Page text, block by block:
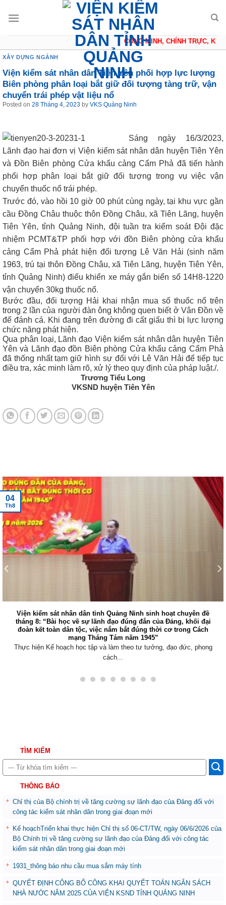
CÔNG MINH, CHÍNH TRỰC,
XÂY DỰNG NGÀNH
Viện kiểm sát nhân dân Tiên Yên phối hợp lực lượng
Biên phòng phân loại bắt giữ đối tượng tàng trữ, vận
chuyển trái phép vật liệu nổ
Posted on 28 Tháng 4, 2023 by VKS Quảng Ninh
Sáng ngày 16/3/2023,
Lãnh đạo hai đơn vị Viện kiểm sát nhân dân huyện Tiên Yên
và Đồn Biên phòng Cửa khẩu cảng Cẩm Phả đã tiến hành
phối hợp phân loại bắt giữ đối tượng trong vụ việc vận
chuyển thuốc nổ trái phép.
Trước đó, vào hồi 10 giờ 00 phút cùng ngày, tại khu vực gần
cầu Đồng Châu thuộc thôn Đồng Châu, xã Tiên Lãng, huyện
Tiên Yên, tỉnh Quảng Ninh, đội tuần tra kiểm soát Đội đặc
nhiệm PCMT&TP phối hợp với đồn Biên phòng cửa khẩu
cảng Cẩm Phả phát hiện đối tượng
Lê Văn Hải (sinh năm
1963, trú tại thôn Đồng Châu, xã Tiên Lãng, huyện Tiên Yên,
tỉnh Quảng Ninh) điểu khiển xe máy gắn biển số 14H8-1220
vận chuyển 30kg thuốc nổ.
Bước đầu, đối tượng Hải khai nhận mua số thuốc nổ trên
trong 2 lần của người đàn ông không quen biết ở Vân Đồn về
để đánh cá. Khi đang trên đường đi cất giấu thì bị lực lượng
chức năng phát hiện.
Qua phân loại, Lãnh đạo Viện kiểm sát nhân dân huyện Tiên
Yên và Lãnh đạo đồn Biên phòng Cửa khẩu cảng Cẩm Phả
đã thống nhất tạm giữ hình sự đối với Lê Văn Hải để tiếp tục
điều tra, xác minh làm rõ, xử lý theo quy định của pháp luật./.
Trương Tiểu Long
VKSND huyện Tiên Yên
Viện kiểm sát nhân dân tỉnh Quảng Ninh sinh hoạt chuyên đề
tháng 8: “Bài học về sự lãnh đạo đúng đắn của Đảng, khối đại
đoàn kết toàn dân tộc, việc nắm bắt đúng thời cơ trong Cách
mạng Tháng Tám năm 1945”
Thực hiện Kế hoạch học tập và làm theo tư tưởng, đạo đức, phong
cách...
04
Th8
TÌM KIẾM
THÔNG BÁO
Chỉ thị của Bộ chính trị về tăng cường sự lãnh đạo của Đảng đối với
công tác kiểm sát nhân dân trong giai đoạn mới
Kế hoạchTriển khai thực hiện Chỉ thị số 06-CT/TW, ngày 06/6/2026 của
Bộ Chính trị về tăng cường sự lãnh đạo của Đảng đối với công tác
kiểm sát nhân dân trong giai đoạn mới
1931_thông báo nhu cầu mua sắm máy tính
QUYẾT ĐỊNH CÔNG BỐ CÔNG KHAI QUYẾT TOÁN NGÂN SÁCH
NHÀ NƯỚC NĂM 2025 CỦA VIỆN KSND TỈNH QUẢNG NINH